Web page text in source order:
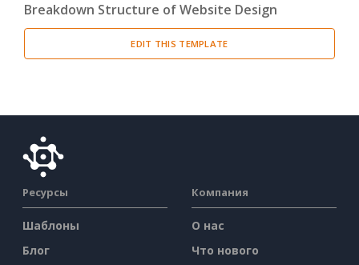
Breakdown Structure of Website Design
EDIT THIS TEMPLATE
Ресурсы
Шаблоны
Блог
Компания
О нас
Что нового